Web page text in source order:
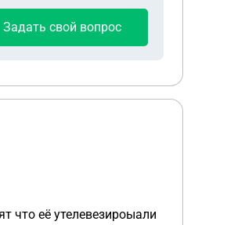
Задать свой вопрос
что её утелевезироыали